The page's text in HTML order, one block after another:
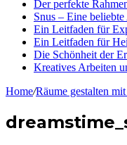
Der perfekte
Snus – Eine
Ein Leitfaden für
Ein Leitfaden für
Die Schönheit der
Kreatives Arbeiten
Home/Räume gestalten